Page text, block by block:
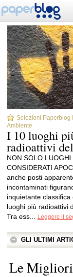
Selezioni Paperblog
Ambiente
I 10 luoghi
radioattivi
NON SOLO LUOGHI
CONSIDERATI
anche posti
incontaminati
inquietante classifica
luoghi più radioattivi
Tra ess...
Leggere il
GLI ULTIMI
Le